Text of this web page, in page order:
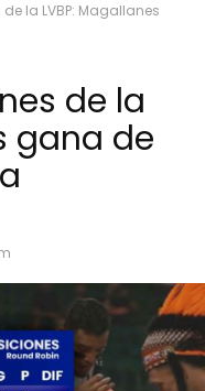
la LVBP: Magallanes
de la
gana de